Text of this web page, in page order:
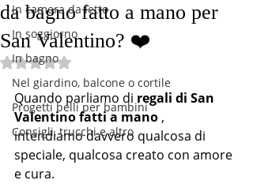
In camera da letto
In soggiorno
In bagno
Nel giardino, balcone o cortile
Progetti belli per bambini
Consigli, trucchi e altro
da bagno fatto a mano per
San Valentino? ❤️
Valutazione NaN stelle su 5.
Quando parliamo di regali di San
Valentino fatti a mano ,
intendiamo davvero qualcosa di
speciale, qualcosa creato con amore
e cura.